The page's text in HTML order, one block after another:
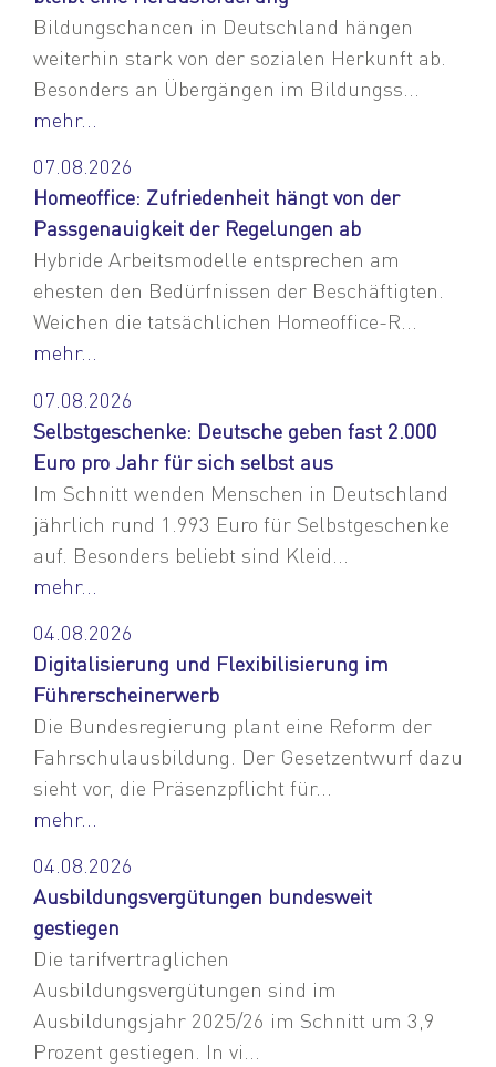
Bildungschancen in Deutschland hängen
weiterhin stark von der sozialen Herkunft ab.
Besonders an Übergängen im Bildungss...
mehr...
07.08.2026
Homeoffice: Zufriedenheit hängt von der
Passgenauigkeit der Regelungen ab
Hybride Arbeitsmodelle entsprechen am
ehesten den Bedürfnissen der Beschäftigten.
Weichen die tatsächlichen Homeoffice-R...
mehr...
07.08.2026
Selbstgeschenke: Deutsche geben fast 2.000
Euro pro Jahr für sich selbst aus
Im Schnitt wenden Menschen in Deutschland
jährlich rund 1.993 Euro für Selbstgeschenke
auf. Besonders beliebt sind Kleid...
mehr...
04.08.2026
Digitalisierung und Flexibilisierung im
Führerscheinerwerb
Die Bundesregierung plant eine Reform der
Fahrschulausbildung. Der Gesetzentwurf dazu
sieht vor, die Präsenzpflicht für...
mehr...
04.08.2026
Ausbildungsvergütungen bundesweit
gestiegen
Die tarifvertraglichen
Ausbildungsvergütungen sind im
Ausbildungsjahr 2025/26 im Schnitt um 3,9
Prozent gestiegen. In vi...